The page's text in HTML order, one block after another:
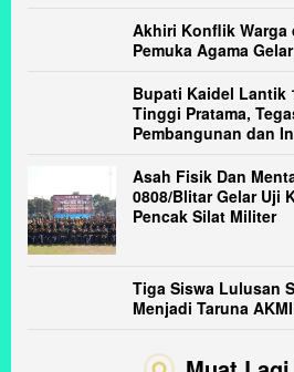
Akhiri Konflik Warga
Pemuka Agama
Bupati Kaidel Lantik
Tinggi Pratama,
Pembangunan dan
Asah Fisik Dan
0808/Blitar Gelar Uji
Pencak Silat Militer
Tiga Siswa Lulusan
Menjadi Taruna